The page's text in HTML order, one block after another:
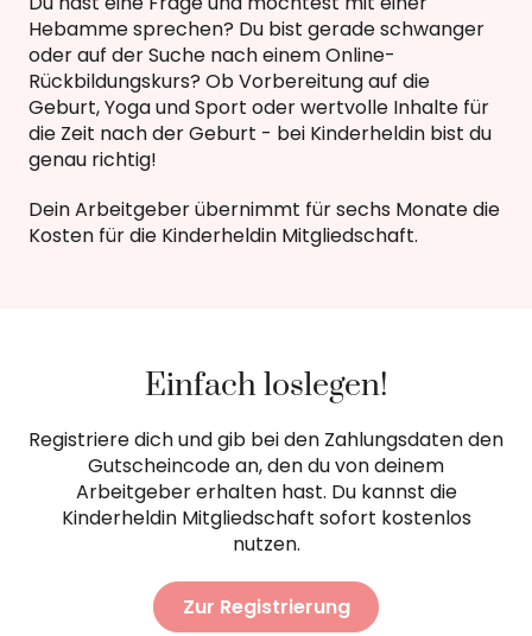
Hebamme sprechen? Du bist gerade schwanger
oder auf der Suche nach einem Online-
Rückbildungskurs? Ob Vorbereitung auf die
Geburt, Yoga und Sport oder wertvolle Inhalte für
die Zeit nach der Geburt - bei Kinderheldin bist du
genau richtig!
Dein Arbeitgeber übernimmt für sechs Monate die
Kosten für die Kinderheldin Mitgliedschaft.
Einfach loslegen!
Registriere dich und gib bei den Zahlungsdaten den
Gutscheincode an, den du von deinem
Arbeitgeber erhalten hast. Du kannst die
Kinderheldin Mitgliedschaft sofort kostenlos
nutzen.
Zur Registrierung